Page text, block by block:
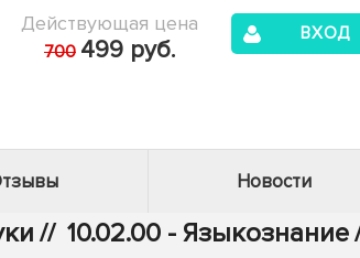
Действующая цена
700 499 руб.
ВХОД
Новости
// 10.02.00 - Языкознание